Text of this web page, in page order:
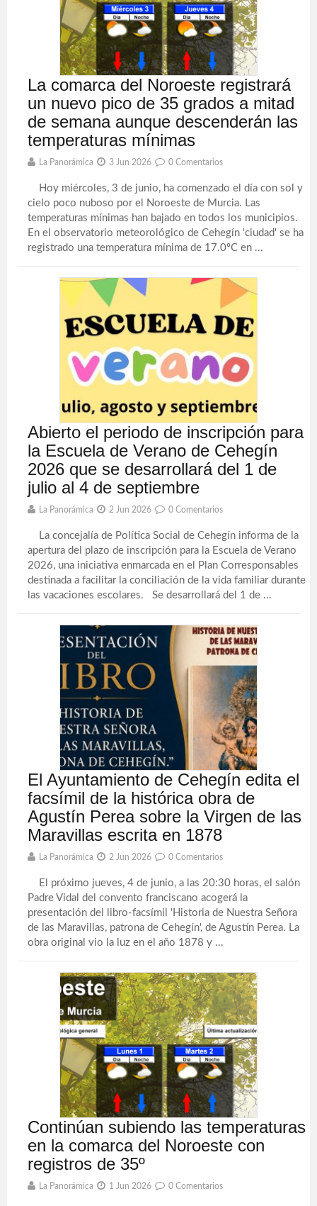
La comarca del Noroeste registrará
un nuevo pico de 35 grados a mitad
de semana aunque descenderán las
temperaturas mínimas
La Panorámica 3 Jun 2026 0 Comentarios
Hoy miércoles, 3 de junio, ha comenzado el día con sol y
cielo poco nuboso por el Noroeste de Murcia. Las
temperaturas mínimas han bajado en todos los municipios.
En el observatorio meteorológico de Cehegín 'ciudad' se ha
registrado una temperatura mínima de 17.0ºC en ...
Abierto el periodo de inscripción para
la Escuela de Verano de Cehegín
2026 que se desarrollará del 1 de
julio al 4 de septiembre
La Panorámica 2 Jun 2026 0 Comentarios
La concejalía de Política Social de Cehegín informa de la
apertura del plazo de inscripción para la Escuela de Verano
2026, una iniciativa enmarcada en el Plan Corresponsables
destinada a facilitar la conciliación de la vida familiar durante
las vacaciones escolares. Se desarrollará del 1 de ...
El Ayuntamiento de Cehegín edita el
facsímil de la histórica obra de
Agustín Perea sobre la Virgen de las
Maravillas escrita en 1878
La Panorámica 2 Jun 2026 0 Comentarios
El próximo jueves, 4 de junio, a las 20:30 horas, el salón
Padre Vidal del convento franciscano acogerá la
presentación del libro-facsímil 'Historia de Nuestra Señora
de las Maravillas, patrona de Cehegín', de Agustín Perea. La
obra original vio la luz en el año 1878 y ...
Continúan subiendo las temperaturas
en la comarca del Noroeste con
registros de 35º
La Panorámica 1 Jun 2026 0 Comentarios